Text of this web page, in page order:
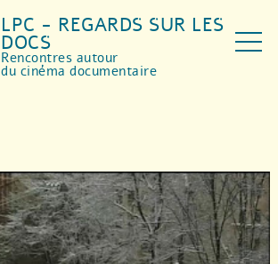
LPC - REGARDS SUR LES
DOCS
Rencontres autour
du cinéma documentaire